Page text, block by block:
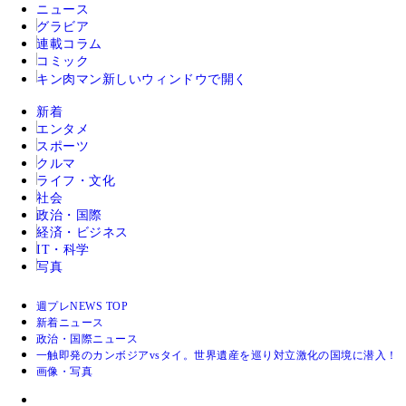
ニュース
グラビア
連載コラム
コミック
キン肉マン 新しいウィンドウで開く
新着
エンタメ
スポーツ
クルマ
ライフ・文化
社会
政治・国際
経済・ビジネス
IT・科学
写真
週プレNEWS TOP
新着ニュース
政治・国際ニュース
一触即発のカンボジアvsタイ。世界遺産を巡り対立激化の国境に潜入！
画像・写真